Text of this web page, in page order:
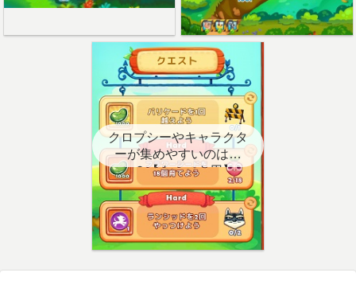
クロプシーやキャラクタ
ーが集めやすいのはど
こ？【クエスト用】